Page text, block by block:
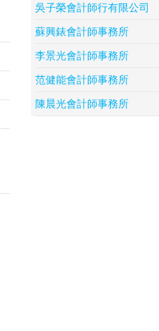
吳子榮會計師行有限公司
蘇興錶會計師事務所
李景光會計師事務所
范健能會計師事務所
陳晨光會計師事務所